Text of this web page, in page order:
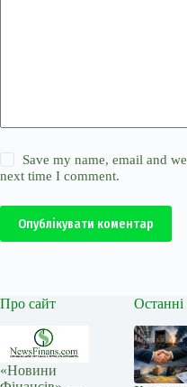
Save my name, email and
next time I comment.
Опублікувати коментар
Про сайт
«Новини